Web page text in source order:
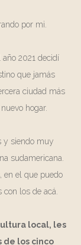
por mi.
2021 decidí
que jamás
ciudad más
hogar.
y siendo muy
sudamericana.
en el que puedo
los de acá.
local, les
de los cinco